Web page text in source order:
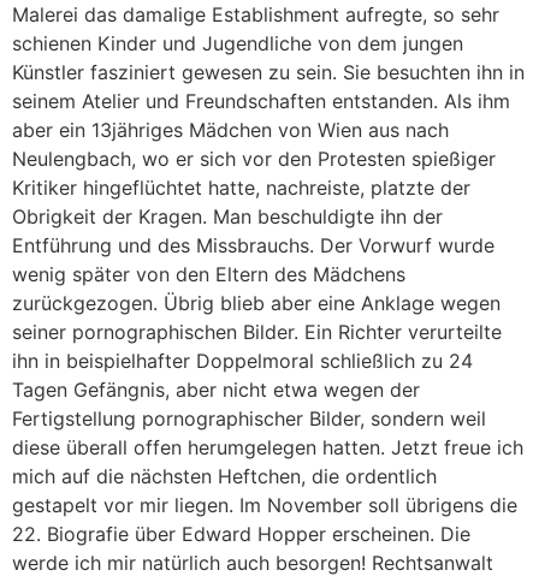
Malerei das damalige Establishment aufregte, so sehr
schienen Kinder und Jugendliche von dem jungen
Künstler fasziniert gewesen zu sein. Sie besuchten ihn in
seinem Atelier und Freundschaften entstanden. Als ihm
aber ein 13jähriges Mädchen von Wien aus nach
Neulengbach, wo er sich vor den Protesten spießiger
Kritiker hingeflüchtet hatte, nachreiste, platzte der
Obrigkeit der Kragen. Man beschuldigte ihn der
Entführung und des Missbrauchs. Der Vorwurf wurde
wenig später von den Eltern des Mädchens
zurückgezogen. Übrig blieb aber eine Anklage wegen
seiner pornographischen Bilder. Ein Richter verurteilte
ihn in beispielhafter Doppelmoral schließlich zu 24
Tagen Gefängnis, aber nicht etwa wegen der
Fertigstellung pornographischer Bilder, sondern weil
diese überall offen herumgelegen hatten. Jetzt freue ich
mich auf die nächsten Heftchen, die ordentlich
gestapelt vor mir liegen. Im November soll übrigens die
22. Biografie über Edward Hopper erscheinen. Die
werde ich mir natürlich auch besorgen! Rechtsanwalt